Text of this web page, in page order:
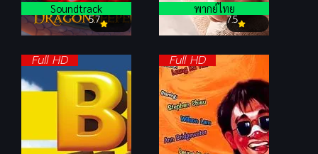
5.7
Soundtrack
7.5
พากย์ไทย
Full HD Full HD